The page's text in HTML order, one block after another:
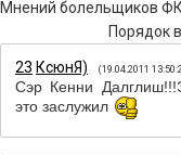
Мнений болельщиков
Порядок
23 КсюнЯ) (19.04.2011
Сэр Кенни
это заслужил